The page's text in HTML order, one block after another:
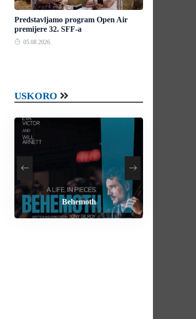
Predstavljamo program Open Air
premijere 32. SFF-a
05.08.2026.
USKORO
Heart of the Beast
Behemoth
How To Rob A Bank
By Any Means